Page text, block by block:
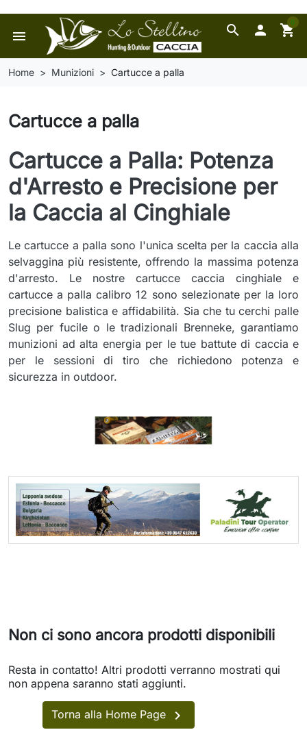
search
menu  shopping_cart
0
Home Munizioni Cartucce a palla
Cartucce a palla
Cartucce a Palla: Potenza
d'Arresto e Precisione per
la Caccia al Cinghiale
Le cartucce a palla sono l'unica scelta per la caccia alla
selvaggina più resistente, offrendo la massima potenza
d'arresto. Le nostre cartucce caccia cinghiale e
cartucce a palla calibro 12 sono selezionate per la loro
precisione balistica e affidabilità. Sia che tu cerchi palle
Slug per fucile o le tradizionali Brenneke, garantiamo
munizioni ad alta energia per le tue battute di caccia e
per le sessioni di tiro che richiedono potenza e
sicurezza in outdoor.
Non ci sono ancora prodotti disponibili
Resta in contatto! Altri prodotti verranno mostrati qui
non appena saranno stati aggiunti.
Torna alla Home Page 